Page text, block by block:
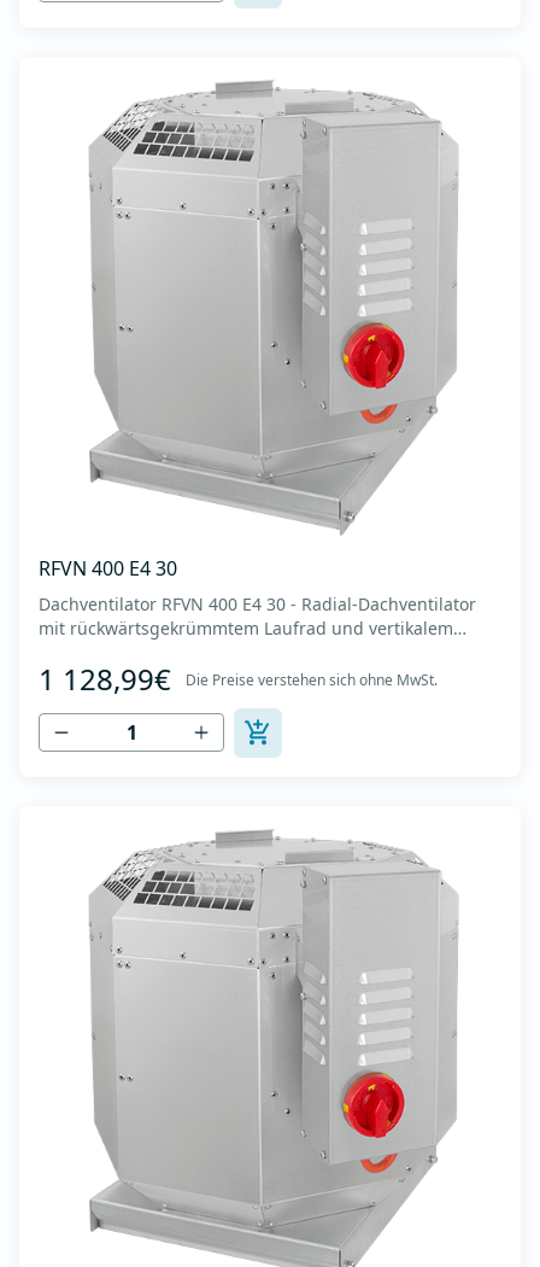
RFVN 400 E4 30
Dachventilator RFVN 400 E4 30 - Radial-Dachventilator
mit rückwärtsgekrümmtem Laufrad und vertikalem
Luftdurchsatz: bis zu 4.170 m3/h - Für Dauerbetrieb mit
Temperaturen bis 120 °C - Luftauslass mit Schutzgitter -
Zur Reinigung und Wartung lässt s...
1 128,99€ Die Preise verstehen sich ohne MwSt.